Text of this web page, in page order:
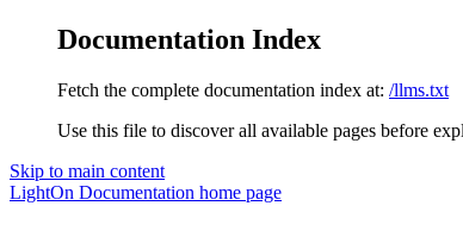
Documentation Index
Fetch the complete documentation index at: /llms.txt
Use this file to discover all available pages before
Skip to main content
LightOn Documentation home page